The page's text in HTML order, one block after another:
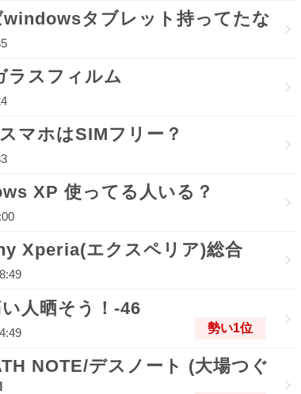
タブレット持ってたな
ラスフィルム
マホはSIMフリー？
XP 使ってる人いる？
Xperia(エクスペリア)総合
人晒そう！-46
勢い1位
NOTE/デスノート (大場つぐ